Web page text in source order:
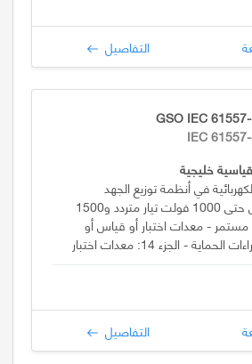
التفاصيل
GSO IEC
IEC
خليجية
في أنظمة توزيع الجهد
المنخفض حتى 1000 فولت تيار متردد و1500
مستمر - معدات اختبار أو قياس أو
مراقبة إجراءات الحماية - الجزء 14: معدات اختبار
التفاصيل